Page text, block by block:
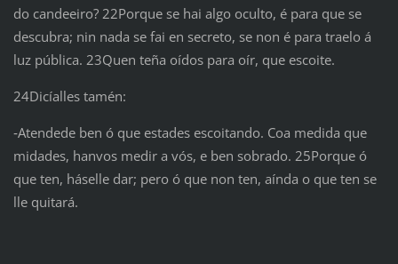
do candeeiro? 22Porque se hai algo oculto, é para que se
descubra; nin nada se fai en secreto, se non é para traelo á
luz pública. 23Quen teña oídos para oír, que escoite.
24Dicíalles tamén:
‑Atendede ben ó que estades escoitando. Coa medida que
midades, hanvos medir a vós, e ben sobrado. 25Porque ó
que ten, háselle dar; pero ó que non ten, aínda o que ten se
lle quitará.